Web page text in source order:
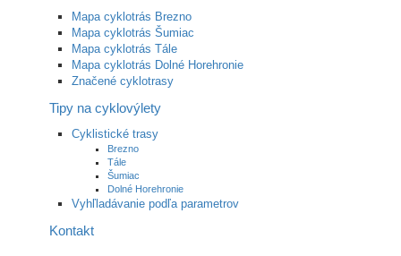
Mapa cyklotrás Brezno
Mapa cyklotrás Šumiac
Mapa cyklotrás Tále
Mapa cyklotrás Dolné Horehronie
Značené cyklotrasy
Tipy na cyklovýlety
Cyklistické trasy
Brezno
Tále
Šumiac
Dolné Horehronie
Vyhľladávanie podľa parametrov
Kontakt